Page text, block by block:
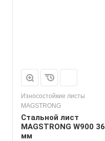
Износостойкие листы
MAGSTRONG
Стальной лист
MAGSTRONG W900 36
мм